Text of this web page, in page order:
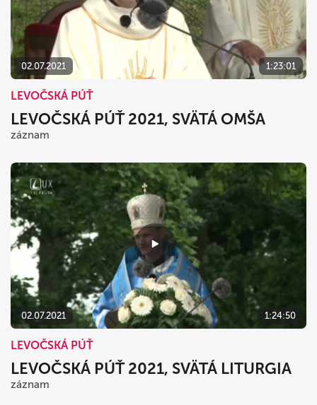
02.07.2021 1:23:01
LEVOČSKÁ PÚŤ
LEVOČSKÁ PÚŤ 2021, SVÄTÁ OMŠA
záznam
02.07.2021 1:24:50
LEVOČSKÁ PÚŤ
LEVOČSKÁ PÚŤ 2021, SVÄTÁ LITURGIA
záznam